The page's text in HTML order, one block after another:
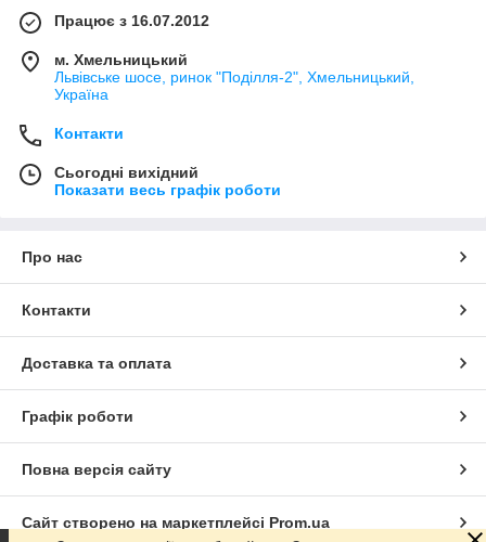
Працює з 16.07.2012
м. Хмельницький
Львівське шосе, ринок "Поділля-2", Хмельницький,
Україна
Контакти
Сьогодні вихідний
Показати весь графік роботи
Про нас
Контакти
Доставка та оплата
Графік роботи
Повна версія сайту
Сайт створено на маркетплейсі Prom.ua